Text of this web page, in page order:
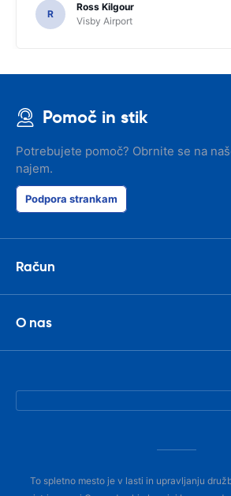
R
Ross Kilgour
Visby Airport
Pomoč in stik
Potrebujete pomoč? Obrnite se na
najem.
Podpora strankam
Račun
O nas
To spletno mesto je v lasti in upravljanju